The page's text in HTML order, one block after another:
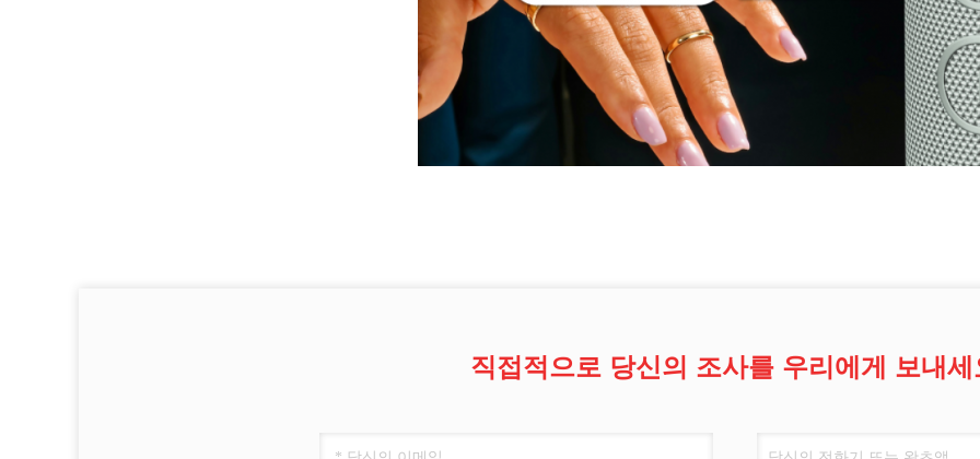
직접적으로 당신의 조사를 우리에게 보내세